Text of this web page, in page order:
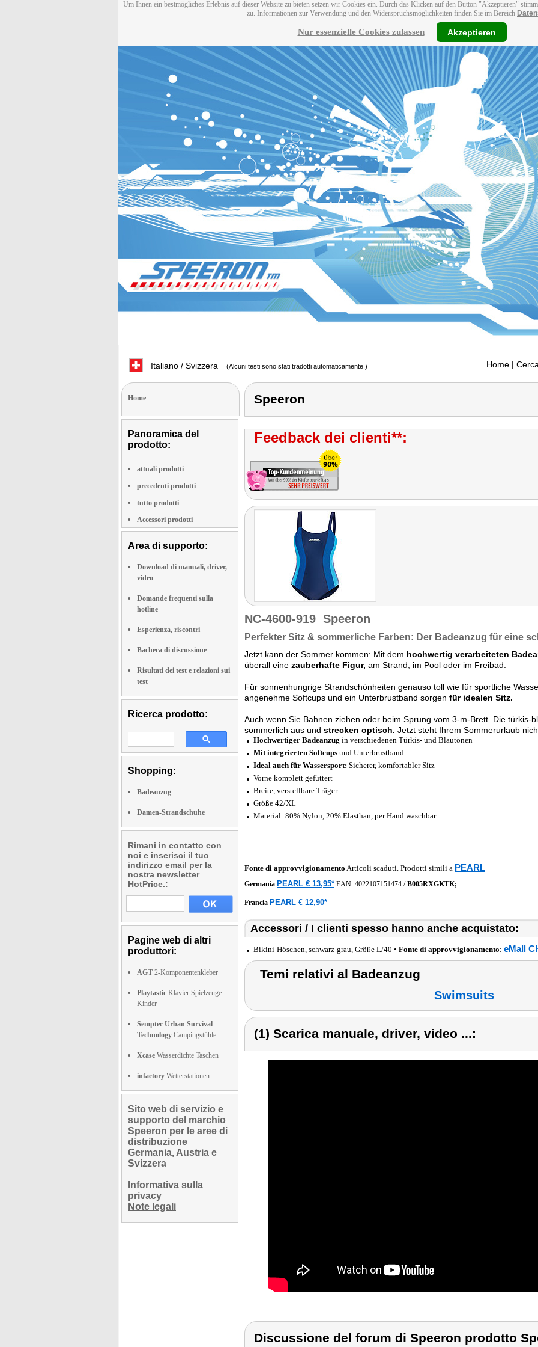
Um Ihnen ein bestmögliches Erlebnis auf dieser Website zu bieten setzen wir Cookies ein. Durch das Klicken auf den Button "Akzeptieren"
zu. Informationen zur Verwendung und den Widerspruchsmöglichkeiten finden Sie im Bereich
Nur essenzielle Cookies zulassen Akzeptieren
Italiano / Svizzera (Alcuni testi sono stati tradotti automaticamente.) Home |
Home
Panoramica del
prodotto:
attuali prodotti
precedenti prodotti
tutto prodotti
Accessori prodotti
Area di supporto:
Download di manuali, driver,
video
Domande frequenti sulla
hotline
Esperienza, riscontri
Bacheca di discussione
Risultati dei test e relazioni sui
test
Ricerca prodotto:
Shopping:
Badeanzug
Damen-Strandschuhe
Rimani in contatto con
noi e inserisci il tuo
indirizzo email per la
nostra newsletter
HotPrice.:
Pagine web di altri
produttori:
AGT 2-Komponentenkleber
Playtastic Klavier Spielzeuge
Kinder
Semptec Urban Survival
Technology Campingstühle
Xcase Wasserdichte Taschen
infactory Wetterstationen
Sito web di servizio e
supporto del marchio
Speeron per le aree di
distribuzione
Germania, Austria e
Svizzera
Informativa sulla
privacy
Note legali
Speeron
Feedback dei clienti**:
NC-4600-919 Speeron
Perfekter Sitz & sommerliche Farben: Der Badeanzug für eine
Jetzt kann der Sommer kommen: Mit dem hochwertig verarbeiteten
überall eine zauberhafte Figur, am Strand, im Pool oder im Freibad.
Für sonnenhungrige Strandschönheiten genauso toll wie für sportliche
angenehme Softcups und ein Unterbrustband sorgen für idealen Sitz.
Auch wenn Sie Bahnen ziehen oder beim Sprung vom 3-m-Brett. Die türkis-
sommerlich aus und strecken optisch. Jetzt steht Ihrem Sommerurlaub
Hochwertiger Badeanzug in verschiedenen Türkis- und Blautönen
Mit integrierten Softcups und Unterbrustband
Ideal auch für Wassersport: Sicherer, komfortabler Sitz
Vorne komplett gefüttert
Breite, verstellbare Träger
Größe 42/XL
Material: 80% Nylon, 20% Elasthan, per Hand waschbar
Fonte di approvvigionamento Articoli scaduti. Prodotti simili a PEARL
Germania PEARL € 13,95* EAN: 4022107151474 /B005RXGKTK;
Francia PEARL € 12,90*
Accessori / I clienti spesso hanno anche acquistato:
Bikini-Höschen, schwarz-grau, Größe L/40 • Fonte di approvvigionamento: eMall
Temi relativi al Badeanzug
Swimsuits
(1) Scarica manuale, driver, video ...:
Discussione del forum di Speeron prodotto